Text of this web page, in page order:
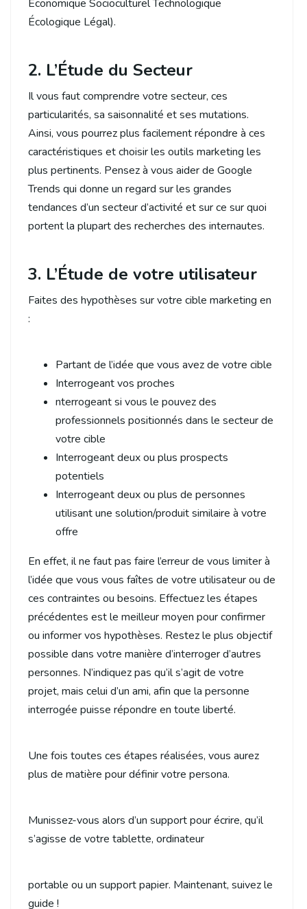
Économique Socioculturel Technologique
Écologique Légal).
2. L’Étude du Secteur
Il vous faut comprendre votre secteur, ces
particularités, sa saisonnalité et ses mutations.
Ainsi, vous pourrez plus facilement répondre à ces
caractéristiques et choisir les outils marketing les
plus pertinents. Pensez à vous aider de Google
Trends qui donne un regard sur les grandes
tendances d’un secteur d’activité et sur ce sur quoi
portent la plupart des recherches des internautes.
3. L’Étude de votre utilisateur
Faites des hypothèses sur votre cible marketing en
:
Partant de l’idée que vous avez de votre cible
Interrogeant vos proches
nterrogeant si vous le pouvez des
professionnels positionnés dans le secteur de
votre cible
Interrogeant deux ou plus prospects
potentiels
Interrogeant deux ou plus de personnes
utilisant une solution/produit similaire à votre
offre
En effet, il ne faut pas faire l’erreur de vous limiter à
l’idée que vous vous faîtes de votre utilisateur ou de
ces contraintes ou besoins. Effectuez les étapes
précédentes est le meilleur moyen pour confirmer
ou informer vos hypothèses. Restez le plus objectif
possible dans votre manière d’interroger d’autres
personnes. N’indiquez pas qu’il s’agit de votre
projet, mais celui d’un ami, afin que la personne
interrogée puisse répondre en toute liberté.
Une fois toutes ces étapes réalisées, vous aurez
plus de matière pour définir votre persona.
Munissez-vous alors d’un support pour écrire, qu’il
s’agisse de votre tablette, ordinateur
portable ou un support papier. Maintenant, suivez le
guide !